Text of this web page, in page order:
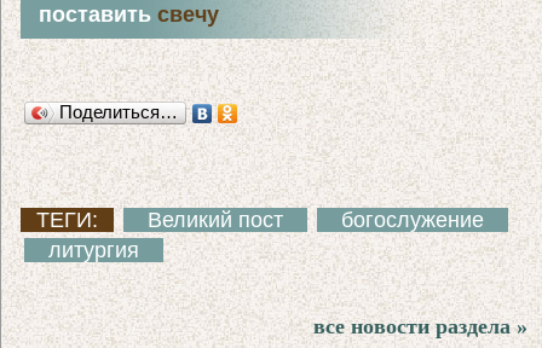
поставитьсвечу
Поделиться…
ТЕГИ: Великий пост
богослужение
литургия
все новости раздела »